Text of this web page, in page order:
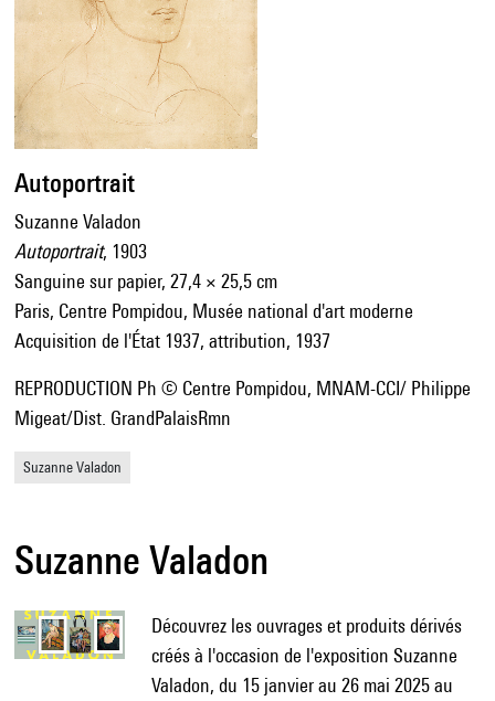
Autoportrait
Suzanne Valadon
Autoportrait, 1903
Sanguine sur papier, 27,4 × 25,5 cm
Paris, Centre Pompidou, Musée national d'art moderne
Acquisition de l'État 1937, attribution, 1937
REPRODUCTION Ph © Centre Pompidou, MNAM-CCI/ Philippe
Migeat/Dist. GrandPalaisRmn
Suzanne Valadon
Suzanne Valadon
Découvrez les ouvrages et produits dérivés
créés à l'occasion de l'exposition Suzanne
Valadon, du 15 janvier au 26 mai 2025 au